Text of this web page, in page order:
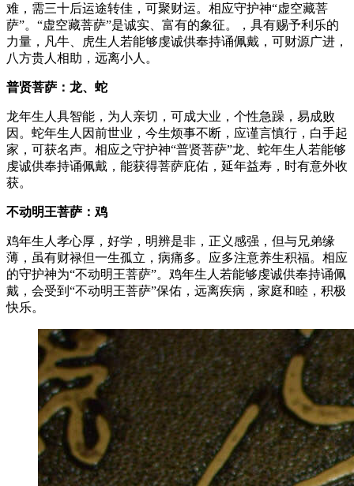
难，需三十后运途转佳，可聚财运。相应守护神“虚空藏菩
萨”。“虚空藏菩萨”是诚实、富有的象征。，具有赐予利乐的
力量，凡牛、虎生人若能够虔诚供奉持诵佩戴，可财源广进，
八方贵人相助，远离小人。
普贤菩萨：龙、蛇
龙年生人具智能，为人亲切，可成大业，个性急躁，易成败
因。蛇年生人因前世业，今生烦事不断，应谨言慎行，白手起
家，可获名声。相应之守护神“普贤菩萨”龙、蛇年生人若能够
虔诚供奉持诵佩戴，能获得菩萨庇佑，延年益寿，时有意外收
获。
不动明王菩萨：鸡
鸡年生人孝心厚，好学，明辨是非，正义感强，但与兄弟缘
薄，虽有财禄但一生孤立，病痛多。应多注意养生积福。相应
的守护神为“不动明王菩萨”。鸡年生人若能够虔诚供奉持诵佩
戴，会受到“不动明王菩萨”保佑，远离疾病，家庭和睦，积极
快乐。